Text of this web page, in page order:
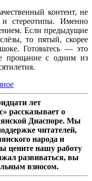
контент, не
и стереотипы. Именно
Если предыдущие
то пятый, скорее
Готовьтесь — это
прощание с одним из
лет
рассказывает о
Диаспоре. Мы
читателей,
народа и
цените нашу работу
развиваться, вы
взносом.